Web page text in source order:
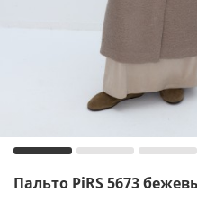
Пальто PiRS 5673